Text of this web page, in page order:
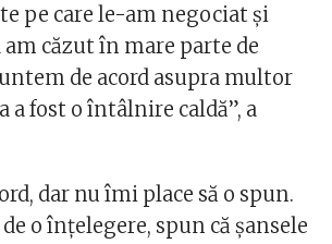
pe care le-am negociat şi
căzut în mare parte de
de acord asupra multor
a fost o întâlnire caldă”, a
dar nu îmi place să o spun.
o înţelegere, spun că şansele